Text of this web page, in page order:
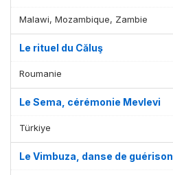
Malawi, Mozambique, Zambie
Le rituel du Căluş
Roumanie
Le Sema, cérémonie Mevlevi
Türkiye
Le Vimbuza, danse de guérison